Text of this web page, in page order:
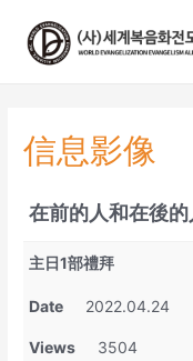
信息影像
在前的人和在後
主日1部禮拜
Date 2022.04.24
Views 3504